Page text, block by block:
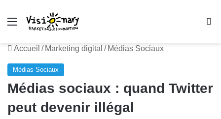
Menu
Accueil / Marketing digital / Médias Sociaux
Médias Sociaux
Médias sociaux : quand Twitter
peut devenir illégal